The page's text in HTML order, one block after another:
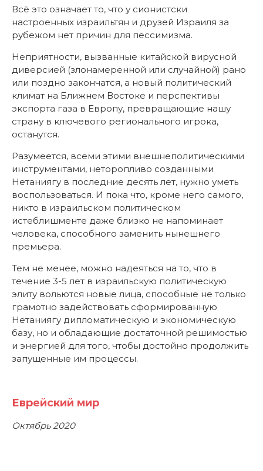
Всё это означает то, что у сионистски
настроенных израильтян и друзей Израиля за
рубежом нет причин для пессимизма.
Неприятности, вызванные китайской вирусной
диверсией (злонамеренной или случайной) рано
или поздно закончатся, а новый политический
климат на Ближнем Востоке и перспективы
экспорта газа в Европу, превращающие нашу
страну в ключевого регионального игрока,
останутся.
Разумеется, всеми этими внешнеполитическими
инструментами, неторопливо созданными
Нетаниягу в последние десять лет, нужно уметь
воспользоваться. И пока что, кроме него самого,
никто в израильском политическом
истеблишменте даже близко не напоминает
человека, способного заменить нынешнего
премьера.
Тем не менее, можно надеяться на то, что в
течение 3-5 лет в израильскую политическую
элиту вольются новые лица, способные не только
грамотно задействовать сформированную
Нетаниягу дипломатическую и экономическую
базу, но и обладающие достаточной решимостью
и энергией для того, чтобы достойно продолжить
запущенные им процессы.
Еврейский мир
Октябрь 2020